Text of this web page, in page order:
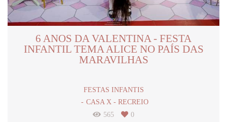
6 ANOS DA VALENTINA - FESTA
INFANTIL TEMA ALICE NO PAÍS DAS
MARAVILHAS
FESTAS INFANTIS
CASA X - RECREIO
565
0